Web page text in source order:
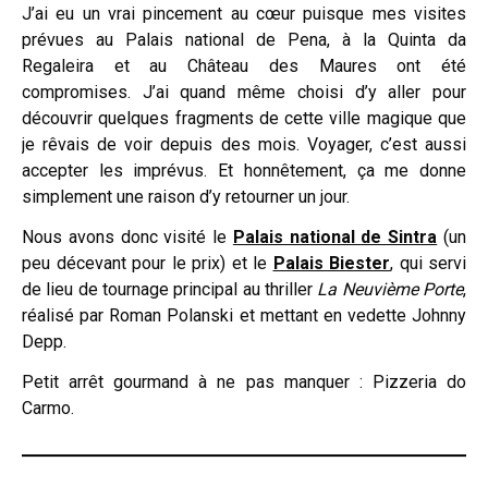
J’ai eu un vrai pincement au cœur puisque mes visites
prévues au Palais national de Pena, à la Quinta da
Regaleira et au Château des Maures ont été
compromises. J’ai quand même choisi d’y aller pour
découvrir quelques fragments de cette ville magique que
je rêvais de voir depuis des mois. Voyager, c’est aussi
accepter les imprévus. Et honnêtement, ça me donne
simplement une raison d’y retourner un jour.
Nous avons donc visité le Palais national de Sintra (un
peu décevant pour le prix) et le Palais Biester, qui servi
de lieu de tournage principal au thriller La Neuvième Porte,
réalisé par Roman Polanski et mettant en vedette Johnny
Depp.
Petit arrêt gourmand à ne pas manquer : Pizzeria do
Carmo.